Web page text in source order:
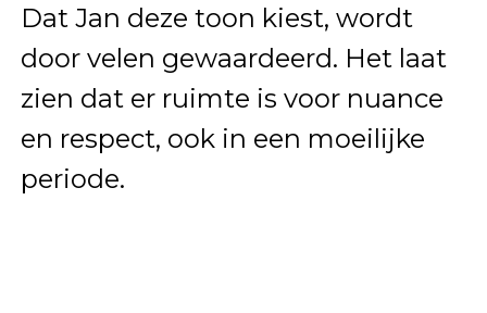
Dat Jan deze toon kiest, wordt
door velen gewaardeerd. Het laat
zien dat er ruimte is voor nuance
en respect, ook in een moeilijke
periode.